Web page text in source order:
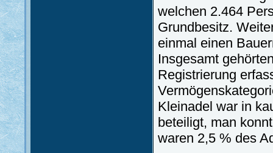
welchen 2.464
Grundbesitz.
einmal einen
Insgesamt
Registrierung
Kleinadel war in
beteiligt, man
waren 2,5 % des